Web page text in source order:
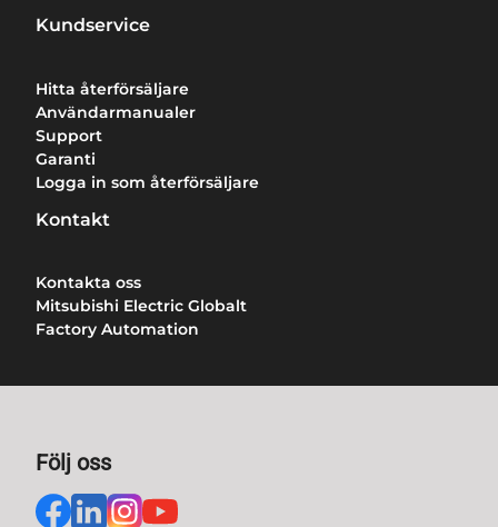
Kundservice
Hitta återförsäljare
Användarmanualer
Support
Garanti
Logga in som återförsäljare
Kontakt
Kontakta oss
Mitsubishi Electric Globalt
Factory Automation
Följ oss